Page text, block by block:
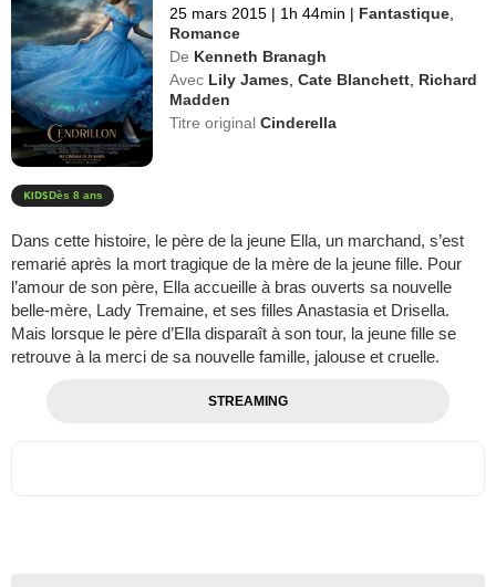
25 mars 2015 | 1h 44min | Fantastique
Romance
De Kenneth Branagh
Avec Lily James ,Cate Blanchett Richard
Madden
Titre originalCinderella
Dès 8 ans
Dans cette histoire, le père de la jeune Ella, un marchand, s’est
remarié après la mort tragique de la mère de la jeune fille. Pour
l’amour de son père, Ella accueille à bras ouverts sa nouvelle
belle-mère, Lady Tremaine, et ses filles Anastasia et Drisella.
Mais lorsque le père d’Ella disparaît à son tour, la jeune fille se
retrouve à la merci de sa nouvelle famille, jalouse et cruelle.
STREAMING